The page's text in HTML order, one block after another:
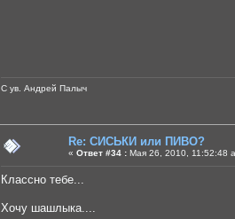
С ув. Андрей Палыч
Re: СИСЬКИ или ПИВО?
« Ответ #34 : Мая 26, 2010, 11:52:48
Классно тебе...
Хочу шашлыка....